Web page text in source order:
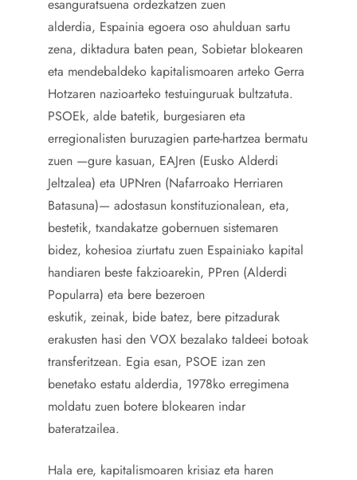
esanguratsuena ordezkatzen zuen
alderdia, Espainia egoera oso ahulduan sartu
zena, diktadura baten pean, Sobietar blokearen
eta mendebaldeko kapitalismoaren arteko Gerra
Hotzaren nazioarteko testuinguruak bultzatuta.
PSOEk, alde batetik, burgesiaren eta
erregionalisten buruzagien parte-hartzea bermatu
zuen —gure kasuan, EAJren (Eusko Alderdi
Jeltzalea) eta UPNren (Nafarroako Herriaren
Batasuna)— adostasun konstituzionalean, eta,
bestetik, txandakatze gobernuen sistemaren
bidez, kohesioa ziurtatu zuen Espainiako kapital
handiaren beste fakzioarekin, PPren (Alderdi
Popularra) eta bere bezeroen
eskutik, zeinak, bide batez, bere pitzadurak
erakusten hasi den VOX bezalako taldeei botoak
transferitzean. Egia esan, PSOE izan zen
benetako estatu alderdia, 1978ko erregimena
moldatu zuen botere blokearen indar
bateratzailea.
Hala ere, kapitalismoaren krisiaz eta haren